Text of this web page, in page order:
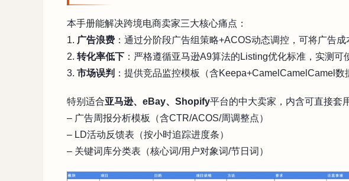
本手册能解决跨境电商卖家三大核心痛点：
1. 广告浪费 ：通过分阶段广告组策略+ACOS动态调控，可将广告
2. 转化率低下 ：严格遵循亚马逊A9算法的Listing优化标准，实测可
3. 市场误判 ：提供竞品监控模板（含Keepa+CamelCamelCamel
特别适合亚马逊、eBay、Shopify平台的中大卖家，内含可直接套
– 广告周报分析模板（含CTR/ACOS/周调整点）
– LD活动反馈表（按小时追踪进度条）
– 关键词库分类表（核心词/用户对象词/节日词）